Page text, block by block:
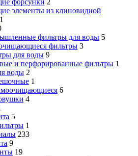
форсунки 2
элементы из клиновидной
1
фильтры для воды 5
фильтры 3
для воды 9
и перфорированные фильтры 1
воды 2
1
6
4
5
1
233
9
19